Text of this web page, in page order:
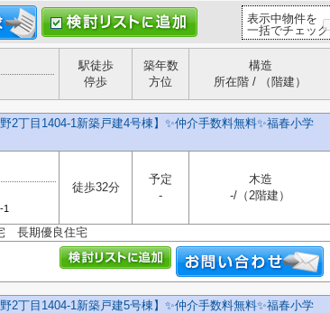
表示中物件を
一括でチェック
駅徒歩
停歩
築年数
方位
構造
所在階 / （階建）
2丁目1404-1新築戸建4号棟】✨️仲介手数料無料✨️福春小学
1
徒歩32分
予定
-
木造
-/（2階建）
長期優良住宅
2丁目1404-1新築戸建5号棟】✨️仲介手数料無料✨️福春小学